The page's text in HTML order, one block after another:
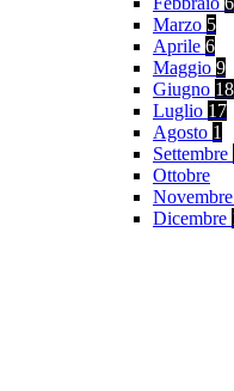
Marzo 5
Aprile 6
Maggio 9
Giugno 18
Luglio 17
Agosto 1
Settembre
Ottobre
Novembre
Dicembre